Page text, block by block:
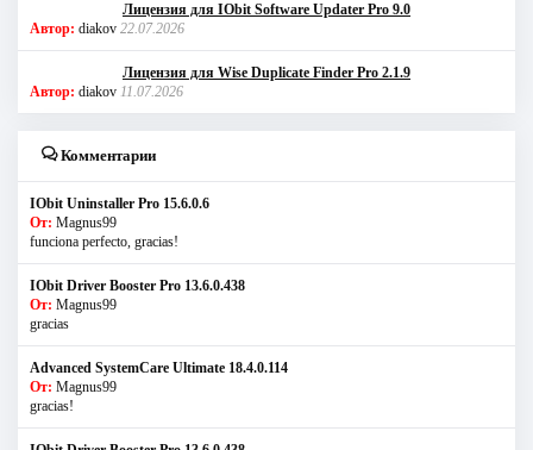
Лицензия для IObit Software Updater Pro 9.0
Автор: diakov 22.07.2026
Лицензия для Wise Duplicate Finder Pro 2.1.9
Автор: diakov 11.07.2026
Комментарии
IObit Uninstaller Pro 15.6.0.6
От: Magnus99
funciona perfecto, gracias!
IObit Driver Booster Pro 13.6.0.438
От: Magnus99
gracias
Advanced SystemCare Ultimate 18.4.0.114
От: Magnus99
gracias!